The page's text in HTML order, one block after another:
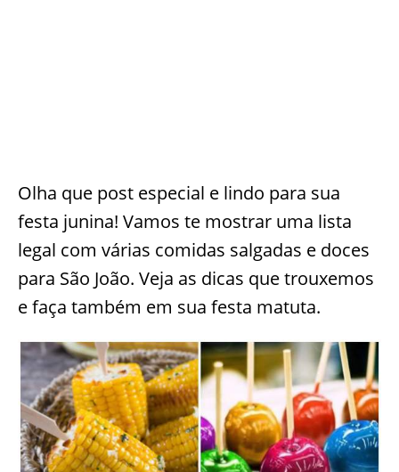
Olha que post especial e lindo para sua
festa junina! Vamos te mostrar uma lista
legal com várias comidas salgadas e doces
para São João. Veja as dicas que trouxemos
e faça também em sua festa matuta.